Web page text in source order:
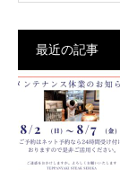
最近の記事